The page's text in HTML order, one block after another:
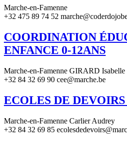
Marche-en-Famenne
+32 475 89 74 52
COORDINATION
ENFANCE 0-12ANS
Marche-en-Famenne GIRARD Isabelle
+32 84 32 69 90 cee@marche.be
ECOLES DE
Marche-en-Famenne Carlier Audrey
+32 84 32 69 85